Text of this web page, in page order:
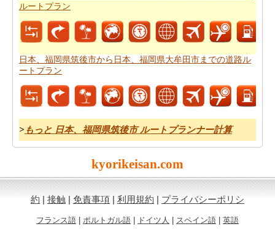
ルートプラン
日本、福岡県筑後市から日本、福岡県大牟田市までの道路ル
ートプラン
> もっと 日本、福岡県筑後市 ルートプランナー計算
kyorikeisan.com
約 | 接触 | 免責事項 | 利用規約 | プライバシーポリシ
フランス語 | ポルトガル語 | ドイツ人 | スペイン語 | 英語